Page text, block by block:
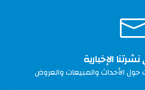
الإخبارية
الأحداث والمبيعات والعروض